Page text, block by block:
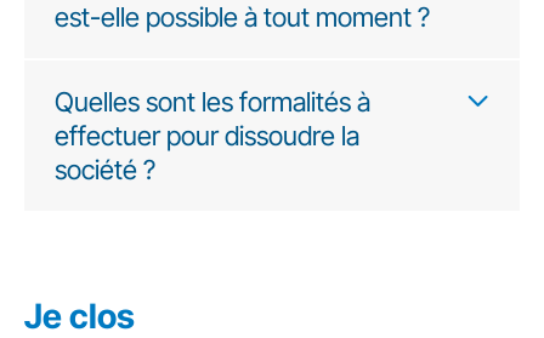
est-elle possible à tout moment ?
Quelles sont les formalités à
effectuer pour dissoudre la
société ?
Je clos